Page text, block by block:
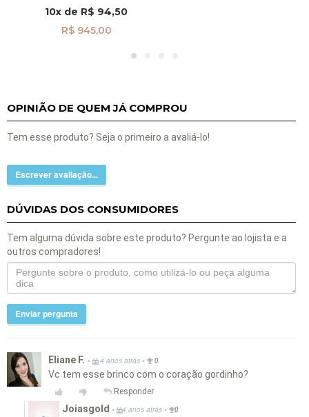
Coração Liso Vazado
br29174
10x de R$ 94,50
R$ 945,00
OPINIÃO DE QUEM JÁ COMPROU
Tem esse produto? Seja o primeiro a avaliá-lo!
Escrever avaliação...
DÚVIDAS DOS CONSUMIDORES
Tem alguma dúvida sobre este produto? Pergunte ao lojista e a
outros compradores!
Enviar pergunta
Eliane F. • 4 anos atrás • 0
Vc tem esse brinco com o coração gordinho?
Responder
Joiasgold • 4 anos atrás • 0